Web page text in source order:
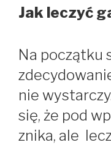
Jak leczyć
Na początku
nie
się, że pod
znika, ale